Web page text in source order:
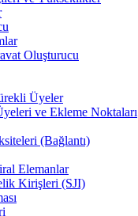
Oluşturucu
Üyeler
ve Ekleme Noktaları
(Bağlantı)
Elemanlar
Kirişleri (SJI)